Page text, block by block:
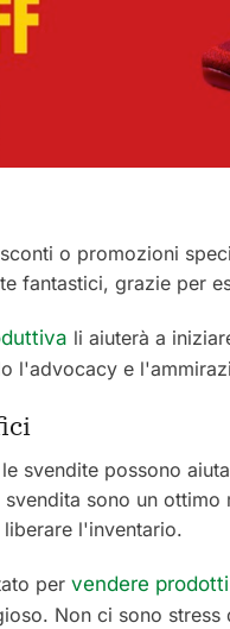
o promozioni
fantastici, grazie per
li aiuterà a
l'advocacy e
svendite possono
sono un ottimo
l'inventario.
per vendere
Non ci sono